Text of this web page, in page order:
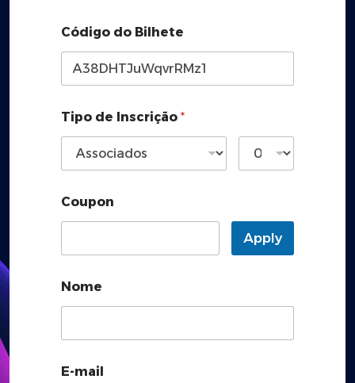
Código do Bilhete
Tipo de Inscrição *
Coupon
Apply
Nome
E-mail